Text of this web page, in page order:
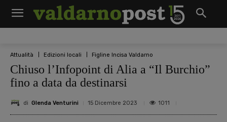
Attualità Edizioni locali Figline Incisa Valdarno
Chiuso l’Infopoint di Alia a “Il Burchio”
fino a data da destinarsi
di Glenda Venturini 15 Dicembre 2023 1011